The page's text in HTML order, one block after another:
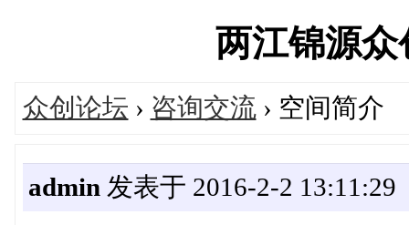
两江锦源
众创论坛 › 咨询交流› 空间简介
admin 发表于 2016-2-2 13:11:29